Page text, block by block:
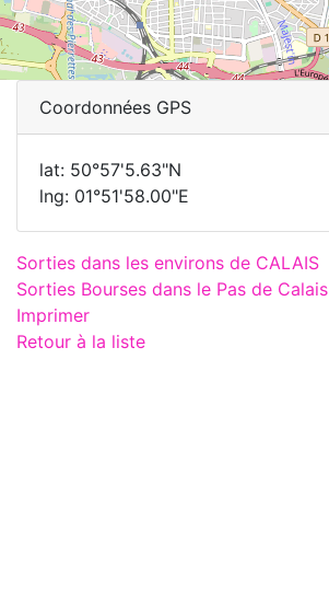
Coordonnées GPS
lat: 50°57'5.63"N
lng: 01°51'58.00"E
Sorties dans les environs de CALAIS
Sorties Bourses dans le Pas de Calais
Imprimer
Retour à la liste